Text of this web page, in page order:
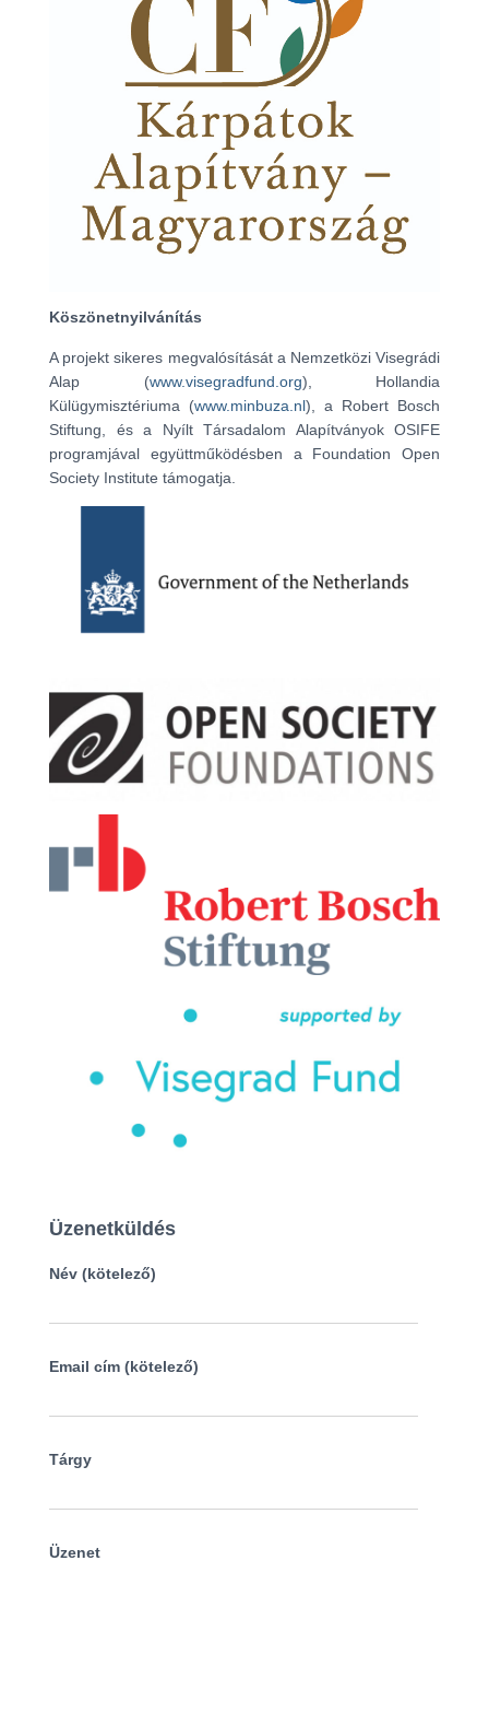
Köszönetnyilvánítás
A projekt sikeres megvalósítását a Nemzetközi Visegrádi
Alap (www.visegradfund.org), Hollandia
Külügymisztériuma (www.minbuza.nl), a Robert Bosch
Stiftung, és a Nyílt Társadalom Alapítványok OSIFE
programjával együttműködésben a Foundation Open
Society Institute támogatja.
Üzenetküldés
Név (kötelező)
Email cím (kötelező)
Tárgy
Üzenet